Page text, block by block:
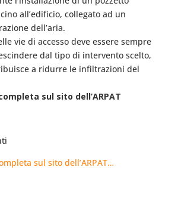
all’edificio, collegato ad un
dell’aria.
vie di accesso deve essere sempre
dal tipo di intervento scelto,
a ridurre le infiltrazioni del
sul sito dell’ARPAT
sul sito dell’ARPAT…